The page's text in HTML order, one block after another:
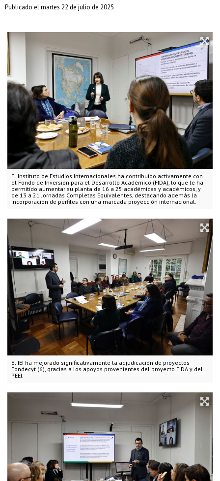
El Instituto de Estudios Internacionales ha contribuido activamente con
el Fondo de Inversión para el Desarrollo Académico (FIDA), lo que le ha
permitido aumentar su planta de 16 a 25 académicas y académicos, y
de 13 a 21 Jornadas Completas Equivalentes, destacando además la
incorporación de perfiles con una marcada proyección internacional.
El IEI ha mejorado significativamente la adjudicación de proyectos
Fondecyt (6), gracias a los apoyos provenientes del proyecto FIDA y del
PEEI.
Publicado el martes 22 de julio de 2025